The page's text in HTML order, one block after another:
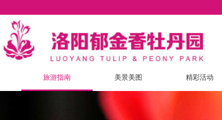
旅游指南 美景美图 精彩活动